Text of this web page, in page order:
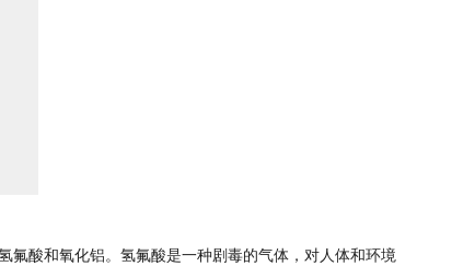
氟酸和氧化铝。氢氟酸是一种剧毒的气体，对人体和环境